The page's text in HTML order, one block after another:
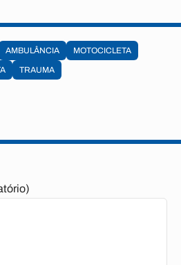
AMBULÂNCIA
MOTOCICLETA
TRAUMA